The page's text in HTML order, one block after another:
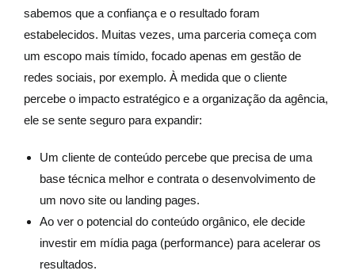
sabemos que a confiança e o resultado foram
estabelecidos. Muitas vezes, uma parceria começa com
um escopo mais tímido, focado apenas em gestão de
redes sociais, por exemplo. À medida que o cliente
percebe o impacto estratégico e a organização da agência,
ele se sente seguro para expandir:
Um cliente de conteúdo percebe que precisa de uma
base técnica melhor e contrata o desenvolvimento de
um novo site ou landing pages.
Ao ver o potencial do conteúdo orgânico, ele decide
investir em mídia paga (performance) para acelerar os
resultados.